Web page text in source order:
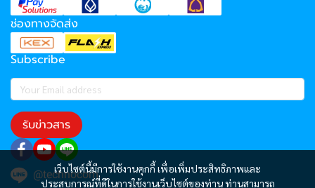
เว็บไซต์นี้มีการใช้งานคุกกี้ เพื่อเพิ่มประสิทธิภาพและ
ประสบการณ์ที่ดีในการใช้งานเว็บไซต์ของท่าน ท่านสามารถ
ช่องทางจัดส่ง
Subscribe
รับข่าวสาร
@technocom